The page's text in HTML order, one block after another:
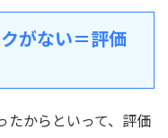
がない＝評価
たからといって、評価